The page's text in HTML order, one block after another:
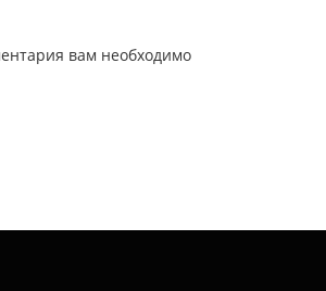
вам необходимо